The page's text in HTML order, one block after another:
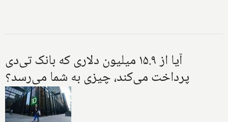
آیا از ۱۵.۹ میلیون دلاری که بانک تی‌دی
پرداخت می‌کند، چیزی به شما می‌رسد؟